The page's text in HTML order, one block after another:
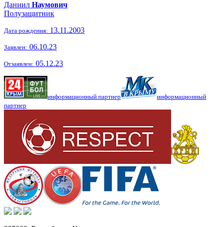
Даниил Наумович
Полузащитник
Дата рождения: 13.11.2003
Заявлен: 06.10.23
Отзаявлен: 05.12.23
информационный партнер
информационный
партнер